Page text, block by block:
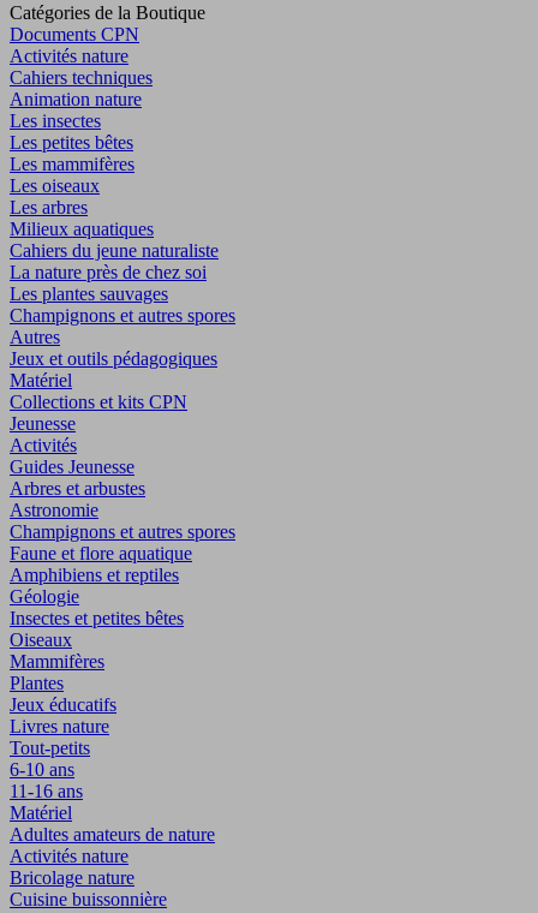
Catégories de la Boutique
Documents CPN
Activités nature
Cahiers techniques
Animation nature
Les insectes
Les petites bêtes
Les mammifères
Les oiseaux
Les arbres
Milieux aquatiques
Cahiers du jeune naturaliste
La nature près de chez soi
Les plantes sauvages
Champignons et autres spores
Autres
Jeux et outils pédagogiques
Matériel
Collections et kits CPN
Jeunesse
Activités
Guides Jeunesse
Arbres et arbustes
Astronomie
Champignons et autres spores
Faune et flore aquatique
Amphibiens et reptiles
Géologie
Insectes et petites bêtes
Oiseaux
Mammifères
Plantes
Jeux éducatifs
Livres nature
Tout-petits
6-10 ans
11-16 ans
Matériel
Adultes amateurs de nature
Activités nature
Bricolage nature
Cuisine buissonnière